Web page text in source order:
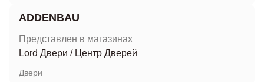
ADDENBAU
Представлен в магазинах
Lord Двери / Центр Дверей
Двери